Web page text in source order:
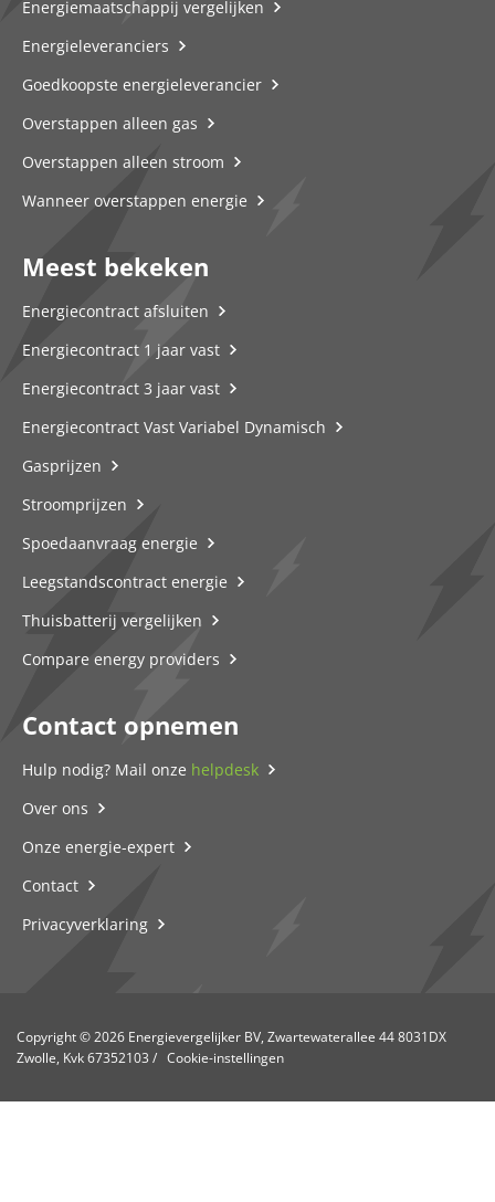
Energiemaatschappij vergelijken
Energieleveranciers
Goedkoopste energieleverancier
Overstappen alleen gas
Overstappen alleen stroom
Wanneer overstappen energie
Meest bekeken
Energiecontract afsluiten
Energiecontract 1 jaar vast
Energiecontract 3 jaar vast
Energiecontract Vast Variabel Dynamisch
Gasprijzen
Stroomprijzen
Spoedaanvraag energie
Leegstandscontract energie
Thuisbatterij vergelijken
Compare energy providers
Contact opnemen
Hulp nodig? Mail onze helpdesk
Over ons
Onze energie-expert
Contact
Privacyverklaring
Copyright © 2026 Energievergelijker BV, Zwartewaterallee 44 8031DX
Zwolle, Kvk 67352103 / Cookie-instellingen